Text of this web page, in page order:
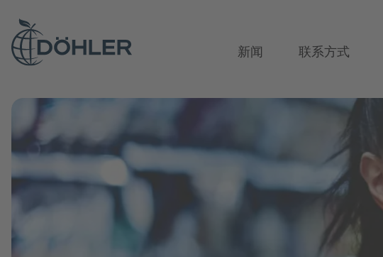
新闻 联系方式
概览页
生命科学与营养产业 饮料行业
水
果汁和果汁饮料
饮料应用
软饮料和水
近水饮料
茶，咖啡和草本饮品
茶饮与草本饮品
啤酒和麦芽饮料
天然口感和香料解决方案
柑橘类
水果味
茶
咖啡原料
天然色素
柠檬黄
文化检验C 专业人员
我们是谁
Our Fundamentals
We bring ideas to life.
全球采购
综合全面的市场知识